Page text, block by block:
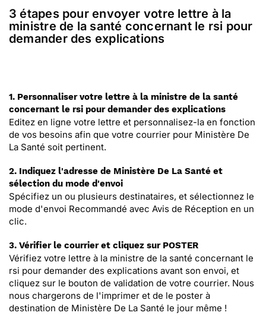
3 étapes pour envoyer votre lettre à la
ministre de la santé concernant le rsi pour
demander des explications
1. Personnaliser votre lettre à la ministre de la santé
concernant le rsi pour demander des explications
Editez en ligne votre lettre et personnalisez-la en fonction
de vos besoins afin que votre courrier pour Ministère De
La Santé soit pertinent.
2. Indiquez l'adresse de Ministère De La Santé et
sélection du mode d'envoi
Spécifiez un ou plusieurs destinataires, et sélectionnez le
mode d'envoi Recommandé avec Avis de Réception en un
clic.
3. Vérifier le courrier et cliquez sur POSTER
Vérifiez votre lettre à la ministre de la santé concernant le
rsi pour demander des explications avant son envoi, et
cliquez sur le bouton de validation de votre courrier. Nous
nous chargerons de l'imprimer et de le poster à
destination de Ministère De La Santé le jour même !